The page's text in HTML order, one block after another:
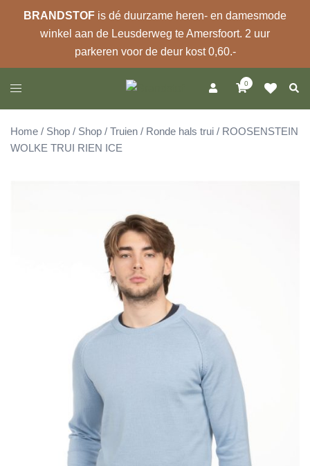
BRANDSTOF is dé duurzame heren- en damesmode
winkel aan de Leusderweg te Amersfoort. 2 uur
parkeren voor de deur kost 0,60.-
naar
de
inhoud
Toggle
0
Home / Shop / Shop / Truien / Ronde hals trui / ROOSENSTEIN
WOLKE TRUI RIEN ICE